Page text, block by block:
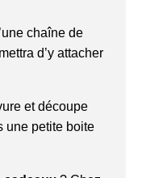
chaîne de
d’y attacher
et découpe
une petite boite